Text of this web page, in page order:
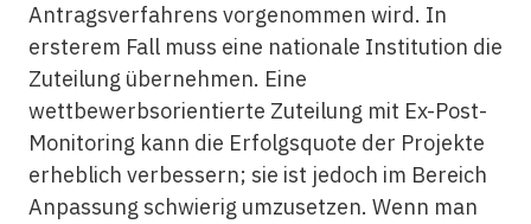
Antragsverfahrens vorgenommen wird. In
ersterem Fall muss eine nationale Institution die
Zuteilung übernehmen. Eine
wettbewerbsorientierte Zuteilung mit Ex-Post-
Monitoring kann die Erfolgsquote der Projekte
erheblich verbessern; sie ist jedoch im Bereich
Anpassung schwierig umzusetzen. Wenn man